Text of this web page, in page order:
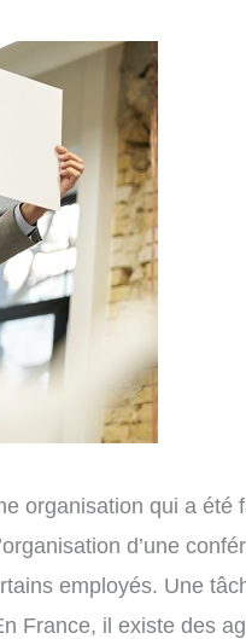
organisation qui a
d’une
employés. Une
France, il existe des